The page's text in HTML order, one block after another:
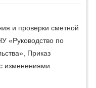
и проверки сметной
«Руководство по
Приказ
изменениями.